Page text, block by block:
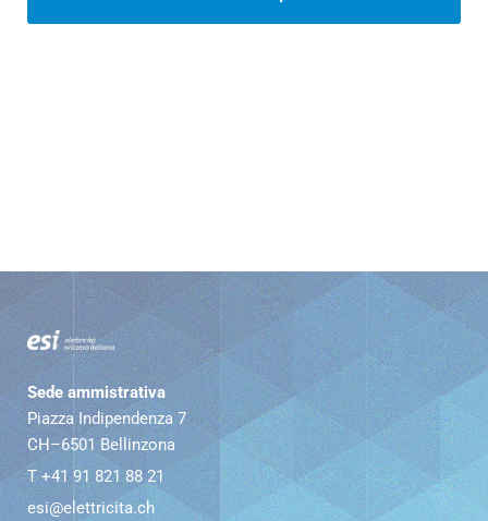
Sede ammistrativa
Piazza Indipendenza 7
CH–6501 Bellinzona
T +41 91 821 88 21
esi@elettricita.ch